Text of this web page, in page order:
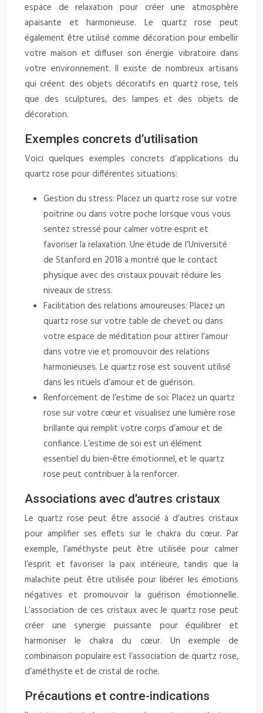
espace de relaxation pour créer une atmosphère
apaisante et harmonieuse. Le quartz rose peut
également être utilisé comme décoration pour embellir
votre maison et diffuser son énergie vibratoire dans
votre environnement. Il existe de nombreux artisans
qui créent des objets décoratifs en quartz rose, tels
que des sculptures, des lampes et des objets de
décoration.
Exemples concrets d’utilisation
Voici quelques exemples concrets d’applications du
quartz rose pour différentes situations:
Gestion du stress: Placez un quartz rose sur votre
poitrine ou dans votre poche lorsque vous vous
sentez stressé pour calmer votre esprit et
favoriser la relaxation. Une étude de l’Université
de Stanford en 2018 a montré que le contact
physique avec des cristaux pouvait réduire les
niveaux de stress.
Facilitation des relations amoureuses: Placez un
quartz rose sur votre table de chevet ou dans
votre espace de méditation pour attirer l’amour
dans votre vie et promouvoir des relations
harmonieuses. Le quartz rose est souvent utilisé
dans les rituels d’amour et de guérison.
Renforcement de l’estime de soi: Placez un quartz
rose sur votre cœur et visualisez une lumière rose
brillante qui remplit votre corps d’amour et de
confiance. L’estime de soi est un élément
essentiel du bien-être émotionnel, et le quartz
rose peut contribuer à la renforcer.
Associations avec d’autres cristaux
Le quartz rose peut être associé à d’autres cristaux
pour amplifier ses effets sur le chakra du cœur. Par
exemple, l’améthyste peut être utilisée pour calmer
l’esprit et favoriser la paix intérieure, tandis que la
malachite peut être utilisée pour libérer les émotions
négatives et promouvoir la guérison émotionnelle.
L’association de ces cristaux avec le quartz rose peut
créer une synergie puissante pour équilibrer et
harmoniser le chakra du cœur. Un exemple de
combinaison populaire est l’association de quartz rose,
d’améthyste et de cristal de roche.
Précautions et contre-indications